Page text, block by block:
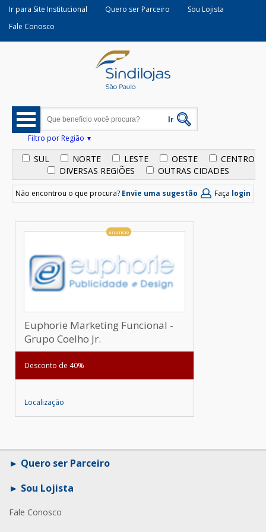
Ir para Site Institucional Quero ser Parceiro
Sou Lojista
Fale Conosco
Filtro por Região
SUL NORTE LESTE OESTE
CENTRO
DIVERSAS REGIÕES
OUTRAS CIDADES
Não encontrou o que procura? Envie uma sugestão Faça login
anúncio
Euphorie Marketing Funcional -
Grupo Coelho Jr.
Desconto de 40%
Localização
Quero ser Parceiro
Sou Lojista
Fale Conosco